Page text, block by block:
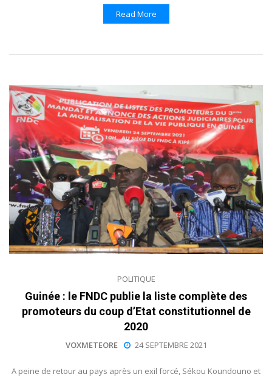
Read More
POLITIQUE
Guinée : le FNDC publie la liste complète des
promoteurs du coup d’Etat constitutionnel de
2020
VOXMETEORE 24 SEPTEMBRE 2021
A peine de retour au pays après un exil forcé, Sékou Koundouno et